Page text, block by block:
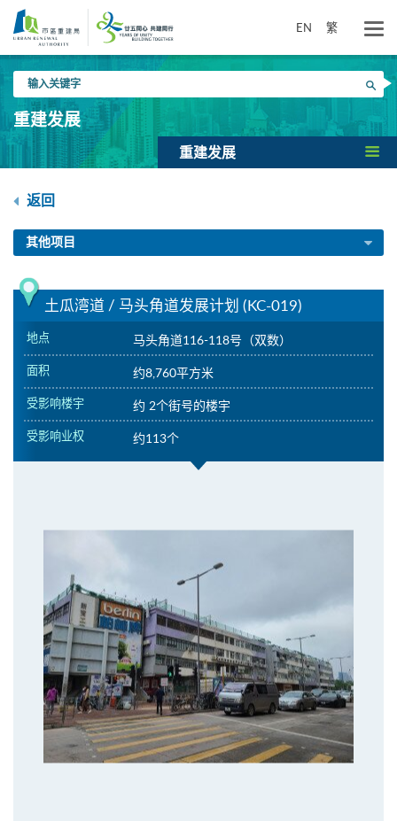
要
内
EN 繁
入
关
键
搜寻
重建发展
重建发展
返回
其他项目
土瓜湾道 / 马头角道发展计划 (KC-019)
地点 马头角道116-118号（双数）
面积 约8,760平方米
受影响楼宇 约 2个街号的楼宇
受影响业权 约113个